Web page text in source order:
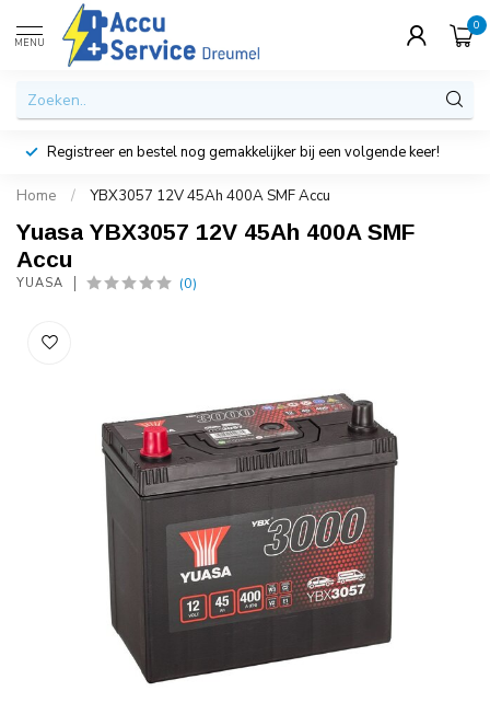
MENU
0
Registreer en bestel nog gemakkelijker bij een volgende keer!
Home / YBX3057 12V 45Ah 400A SMF Accu
Yuasa YBX3057 12V 45Ah 400A SMF
Accu
YUASA (0)